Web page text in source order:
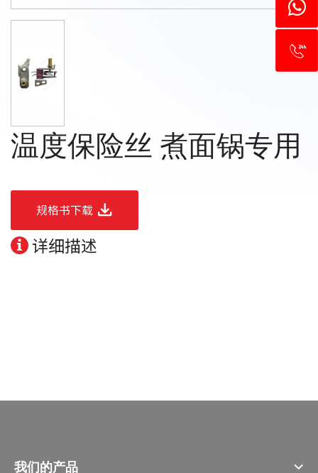
温度保险丝 煮面锅专用
规格书下载
详细描述
我们的产品